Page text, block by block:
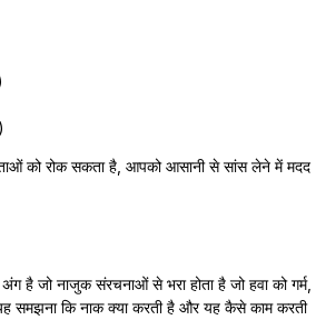
को रोक सकता है, आपको आसानी से सांस लेने में मदद
है जो नाजुक संरचनाओं से भरा होता है जो हवा को गर्म,
समझना कि नाक क्या करती है और यह कैसे काम करती